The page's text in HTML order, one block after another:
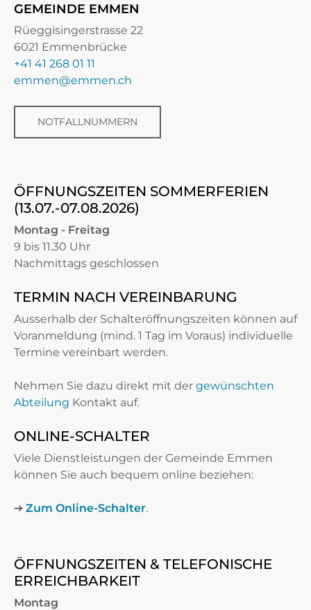
GEMEINDE EMMEN
Rüeggisingerstrasse 22
6021 Emmenbrücke
+41 41 268 01 11
emmen@emmen.ch
NOTFALLNUMMERN
ÖFFNUNGSZEITEN SOMMERFERIEN
(13.07.-07.08.2026)
Montag - Freitag
9 bis 11.30 Uhr
Nachmittags geschlossen
TERMIN NACH VEREINBARUNG
Ausserhalb der Schalteröffnungszeiten können auf
Voranmeldung (mind. 1 Tag im Voraus) individuelle
Termine vereinbart werden.
Nehmen Sie dazu direkt mit der gewünschten
Abteilung Kontakt auf.
ONLINE-SCHALTER
Viele Dienstleistungen der Gemeinde Emmen
können Sie auch bequem online beziehen:
➔ Zum Online-Schalter.
ÖFFNUNGSZEITEN & TELEFONISCHE
ERREICHBARKEIT
Montag